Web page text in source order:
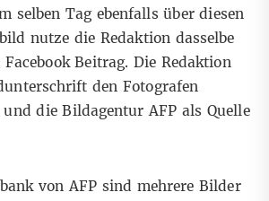
selben Tag ebenfalls über diesen
nutze die Redaktion dasselbe
Beitrag. Die Redaktion
den Fotografen
die Bildagentur AFP als Quelle
von AFP sind mehrere Bilder